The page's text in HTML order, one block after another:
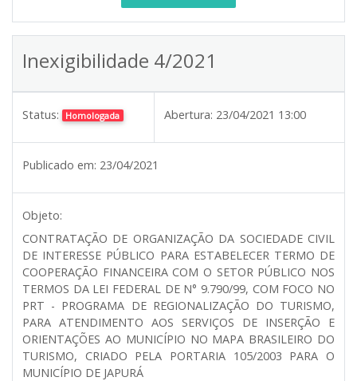
Inexigibilidade 4/2021
Status: Homologada Abertura: 23/04/2021 13:00
Publicado em: 23/04/2021
Objeto:
CONTRATAÇÃO DE ORGANIZAÇÃO DA SOCIEDADE CIVIL
DE INTERESSE PÚBLICO PARA ESTABELECER TERMO DE
COOPERAÇÃO FINANCEIRA COM O SETOR PÚBLICO NOS
TERMOS DA LEI FEDERAL DE N° 9.790/99, COM FOCO NO
PRT - PROGRAMA DE REGIONALIZAÇÃO DO TURISMO,
PARA ATENDIMENTO AOS SERVIÇOS DE INSERÇÃO E
ORIENTAÇÕES AO MUNICÍPIO NO MAPA BRASILEIRO DO
TURISMO, CRIADO PELA PORTARIA 105/2003 PARA O
MUNICÍPIO DE JAPURÁ